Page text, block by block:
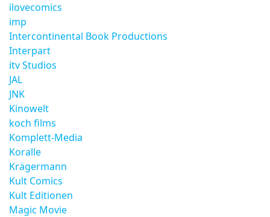
ilovecomics
imp
Intercontinental Book Productions
Interpart
itv Studios
JAL
JNK
Kinowelt
koch films
Komplett-Media
Koralle
Krägermann
Kult Comics
Kult Editionen
Magic Movie